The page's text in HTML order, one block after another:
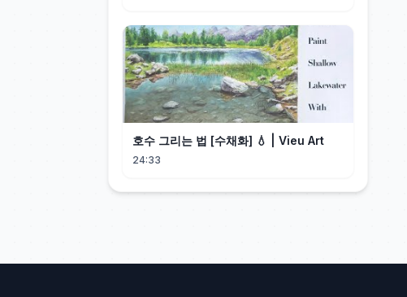
호수 그리는 법 [수채화] 💧 | Vieu Art
24:33